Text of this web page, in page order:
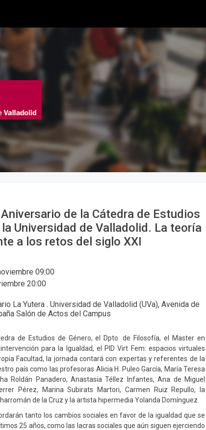
de la Cátedra de Estudios
la Universidad de Valladolid. La teoría
a los retos del siglo XXI
09:00
20:00
La Yutera . Universidad de Valladolid (UVa), Avenida de
Salón de Actos del Campus
de Estudios de Género, el Dpto. de Filosofía, el Master en
para la Igualdad, el PID Virt Fem: espacios virtuales
Facultad, la jornada contará con expertas y referentes de la
país como las profesoras Alicia H. Puleo García, María Teresa
Roldán Panadero, Anastasia Téllez Infantes, Ana de Miguel
Pérez, Marina Subirats Martori, Carmen Ruiz Repullo, la
de la Cruz y la artista hipermedia Yolanda Domínguez.
tanto los cambios sociales en favor de la igualdad que se
25 años, como las lacras sociales que aún siguen ejerciendo